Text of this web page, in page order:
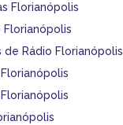
Florianópolis
Florianópolis
de Rádio Florianópolis